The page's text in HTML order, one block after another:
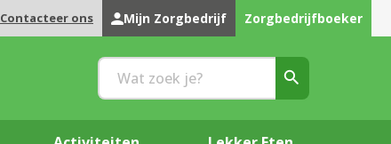
Contacteer ons Mijn Zorgbedrijf Zorgbedrijfboeker